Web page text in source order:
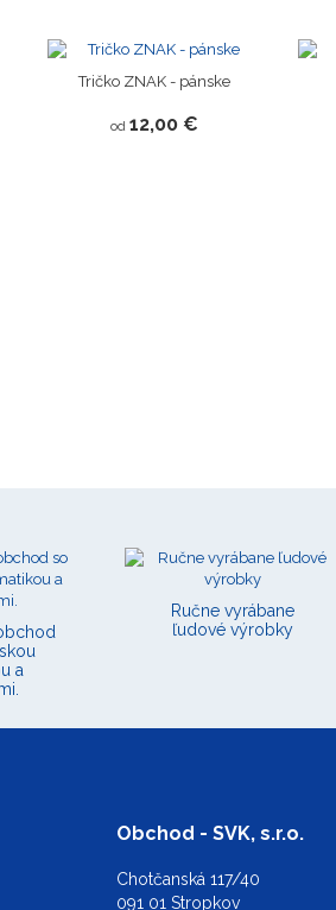
Tričko ZNAK - pánske
od 12,00 €
a
Ručne vyrábane
ľudové výrobky
Obchod - SVK, s.r.o.
Chotčanská 117/40
091 01 Stropkov